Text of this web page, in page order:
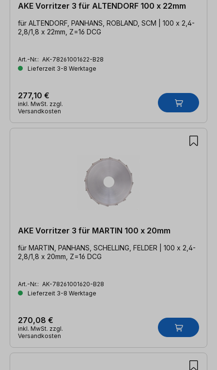
AKE Vorritzer 3 für ALTENDORF 100 x 22mm
für ALTENDORF, PANHANS, ROBLAND, SCM | 100 x 2,4-
2,8/1,8 x 22mm, Z=16 DCG
Art.-Nr.: AK-78261001622-B28
Lieferzeit 3-8 Werktage
277,10 €
inkl. MwSt. zzgl.
Versandkosten
AKE Vorritzer 3 für MARTIN 100 x 20mm
für MARTIN, PANHANS, SCHELLING, FELDER | 100 x 2,4-
2,8/1,8 x 20mm, Z=16 DCG
Art.-Nr.: AK-78261001620-B28
Lieferzeit 3-8 Werktage
270,08 €
inkl. MwSt. zzgl.
Versandkosten